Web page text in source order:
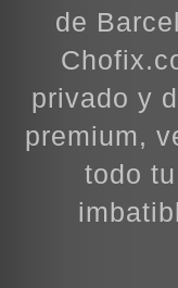
de
privado y
premium,
todo